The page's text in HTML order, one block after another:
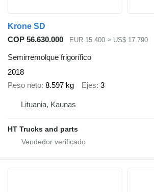
Krone SD
COP 56.630.000
EUR 15.400 ≈ US$ 17.790
Semirremolque frigorífico
2018
Peso neto 8.597 kg Ejes 3
Lituania, Kaunas
HT Trucks and parts